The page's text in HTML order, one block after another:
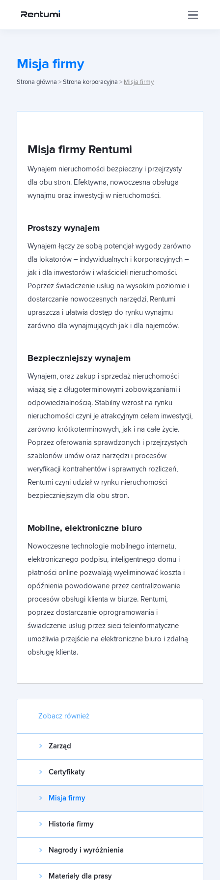
Szkolenia
Franczyza
Kontakt
Polski
English
Misja firmy
Strona główna > Strona korporacyjna > Misja firmy
Misja firmy Rentumi
Wynajem nieruchomości bezpieczny i przejrzysty
dla obu stron. Efektywna, nowoczesna obsługa
wynajmu oraz inwestycji w nieruchomości.
Prostszy wynajem
Wynajem łączy ze sobą potencjał wygody zarówno
dla lokatorów – indywidualnych i korporacyjnych –
jak i dla inwestorów i właścicieli nieruchomości.
Poprzez świadczenie usług na wysokim poziomie i
dostarczanie nowoczesnych narzędzi, Rentumi
upraszcza i ułatwia dostęp do rynku wynajmu
zarówno dla wynajmujących jak i dla najemców.
Bezpieczniejszy wynajem
Wynajem, oraz zakup i sprzedaż nieruchomości
wiążą się z długoterminowymi zobowiązaniami i
odpowiedzialnością. Stabilny wzrost na rynku
nieruchomości czyni je atrakcyjnym celem inwestycji,
zarówno krótkoterminowych, jak i na całe życie.
Poprzez oferowania sprawdzonych i przejrzystych
szablonów umów oraz narzędzi i procesów
weryfikacji kontrahentów i sprawnych rozliczeń,
Rentumi czyni udział w rynku nieruchomości
bezpieczniejszym dla obu stron.
Mobilne, elektroniczne biuro
Nowoczesne technologie mobilnego internetu,
elektronicznego podpisu, inteligentnego domu i
płatności online pozwalają wyeliminować koszta i
opóźnienia powodowane przez centralizowanie
procesów obsługi klienta w biurze. Rentumi,
poprzez dostarczanie oprogramowania i
świadczenie usług przez sieci teleinformatyczne
umożliwia przejście na elektroniczne biuro i zdalną
obsługę klienta.
Zobacz również
Zarząd
Certyfikaty
Misja firmy
Historia firmy
Nagrody i wyróżnienia
Materiały dla prasy